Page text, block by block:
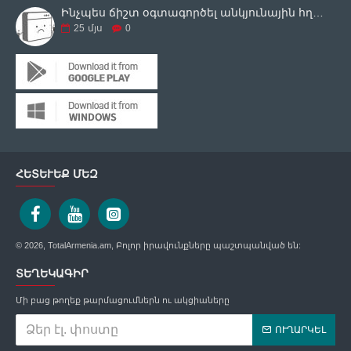
25 մյս 0
ՀԵՏԵՒԵՔ ՄԵԶ
© 2026, TotalArmenia.am, Բոլոր իրավունքները պաշտպանված են:
ՏԵՂԵԿԱԳԻՐ
Մի բաց թողեք թարմացումներն ու ակցիաները
ՈՒՂԱՐԿԵԼ